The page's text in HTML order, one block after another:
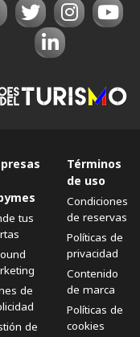
tus
de
de
Términos
de uso
Condiciones
de reservas
Políticas de
privacidad
Contenido
de marca
Políticas de
cookies